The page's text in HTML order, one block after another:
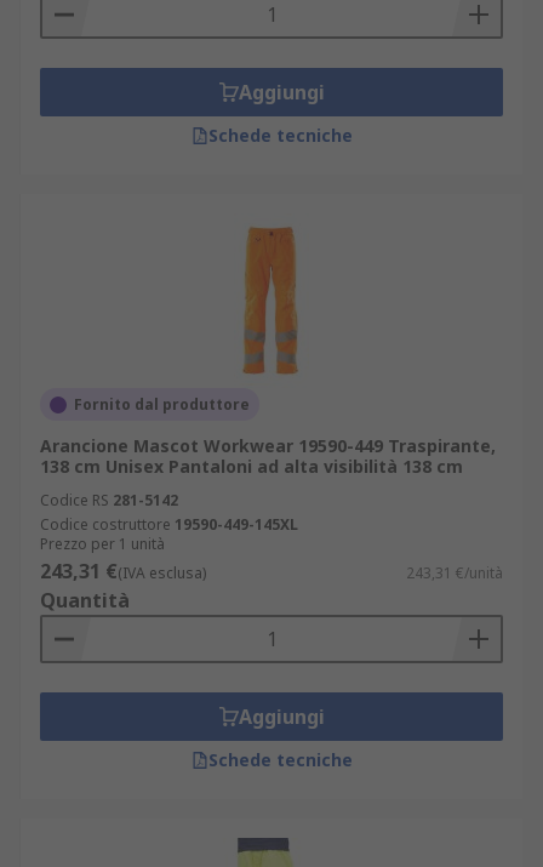
Aggiungi
Schede tecniche
Fornito dal produttore
Arancione Mascot Workwear 19590-449 Traspirante,
138 cm Unisex Pantaloni ad alta visibilità 138 cm
Codice RS 281-5142
Codice costruttore 19590-449-145XL
Prezzo per 1 unità
243,31 €(IVA esclusa) 243,31 €/unità
Quantità
Aggiungi
Schede tecniche